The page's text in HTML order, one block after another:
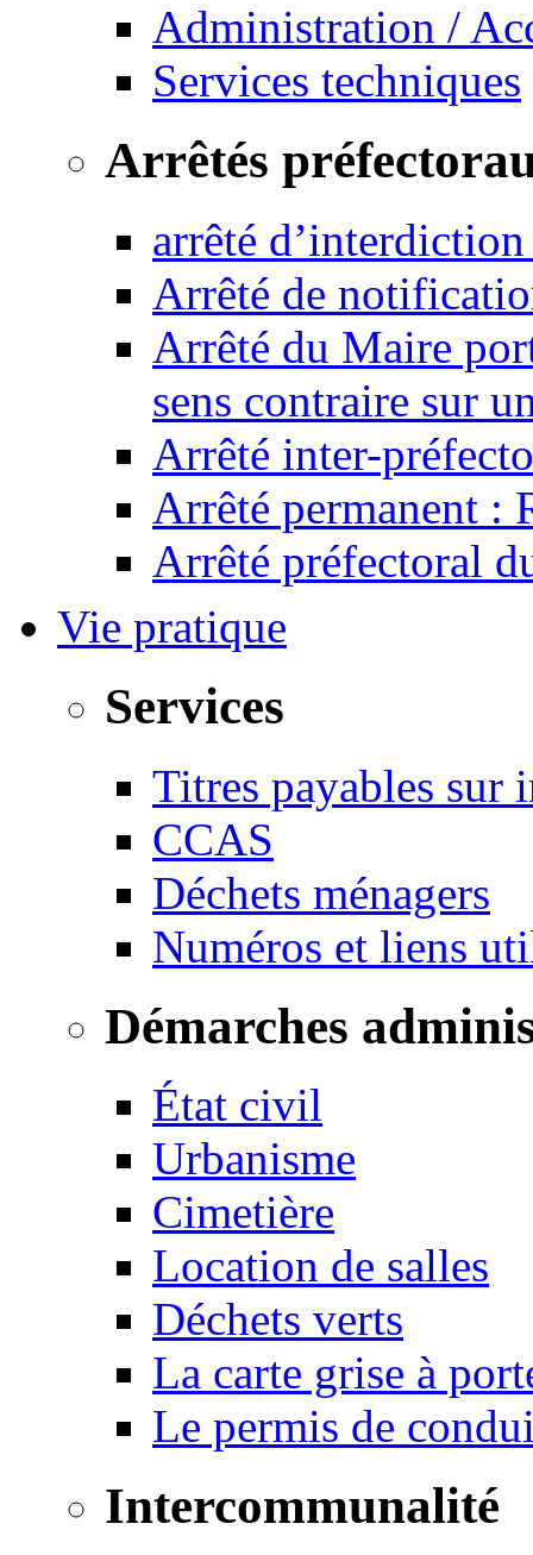
Administration /
Services techniques
Arrêtés
arrêté
Arrêté de
Arrêté du Maire
sens contraire sur
Arrêté inter-
Arrêté permanent :
Arrêté préfectoral
Vie pratique
Services
Titres payables sur
CCAS
Déchets ménagers
Numéros et liens
Démarches
État civil
Urbanisme
Cimetière
Location de salles
Déchets verts
La carte grise à
Le permis de
Intercommunalité